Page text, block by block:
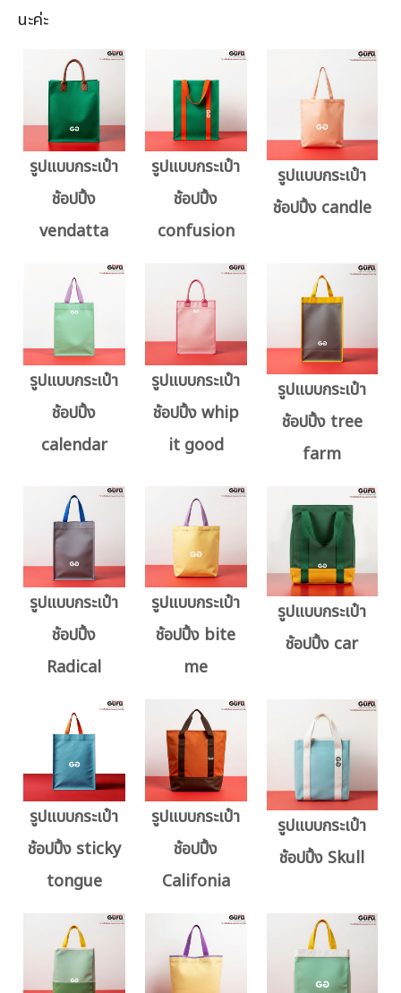
นะค่ะ
รูปแบบกระเป๋า
ช้อปปิ้ง
vendatta
รูปแบบกระเป๋า
ช้อปปิ้ง
confusion
รูปแบบกระเป๋า
ช้อปปิ้ง candle
รูปแบบกระเป๋า
ช้อปปิ้ง
calendar
รูปแบบกระเป๋า
ช้อปปิ้ง whip
it good
รูปแบบกระเป๋า
ช้อปปิ้ง tree
farm
รูปแบบกระเป๋า
ช้อปปิ้ง
Radical
รูปแบบกระเป๋า
ช้อปปิ้ง bite
me
รูปแบบกระเป๋า
ช้อปปิ้ง car
รูปแบบกระเป๋า
ช้อปปิ้ง sticky
tongue
รูปแบบกระเป๋า
ช้อปปิ้ง
Califonia
รูปแบบกระเป๋า
ช้อปปิ้ง Skull